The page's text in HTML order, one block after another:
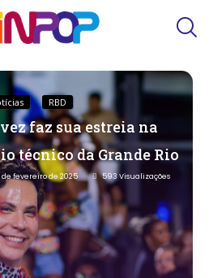
RBD
faz sua estreia na
técnico da Grande Rio
de fevereiro de 2025 593Visualizações